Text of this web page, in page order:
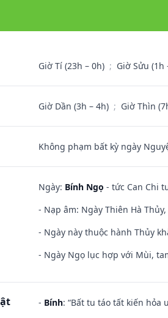
Giờ Tí (23h – 0h) ; Giờ Sửu (1h
Giờ Dần (3h – 4h) ; Giờ Thìn
Không phạm bất kỳ ngày
Ngày: Bính Ngọ - tức Can Chi
- Nạp âm: Ngày Thiên Hà
- Ngày này thuộc hành Thủy
- Ngày Ngọ lục hợp với Mùi,
- Bính: “Bất tu táo tất kiến hỏa